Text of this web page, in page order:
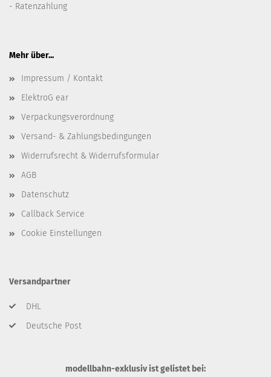
- Ratenzahlung
Mehr über...
Impressum / Kontakt
ElektroG ear
Verpackungsverordnung
Versand- & Zahlungsbedingungen
Widerrufsrecht & Widerrufsformular
AGB
Datenschutz
Callback Service
Cookie Einstellungen
Versandpartner
DHL
Deutsche Post
modellbahn-exklusiv ist gelistet bei: